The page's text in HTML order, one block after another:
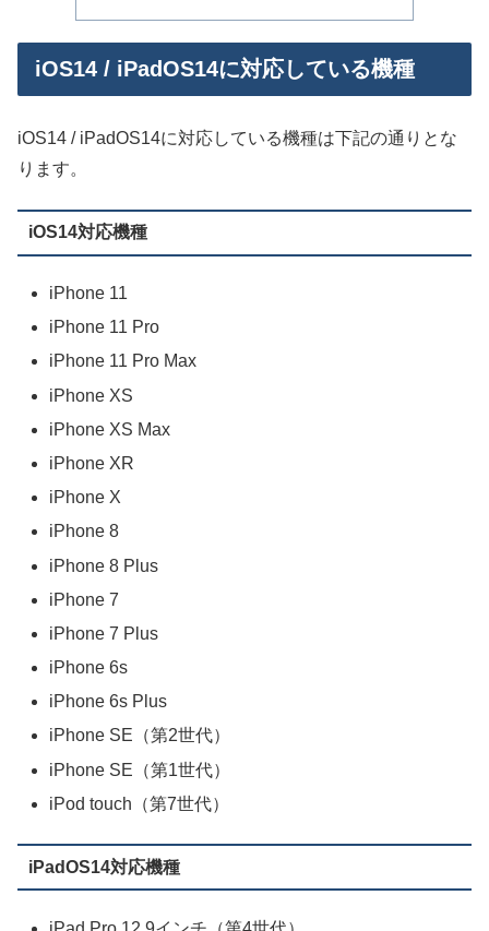
iOS14 / iPadOS14に対応している機種
iOS14 / iPadOS14に対応している機種は下記の通りとな
ります。
iOS14対応機種
iPhone 11
iPhone 11 Pro
iPhone 11 Pro Max
iPhone XS
iPhone XS Max
iPhone XR
iPhone X
iPhone 8
iPhone 8 Plus
iPhone 7
iPhone 7 Plus
iPhone 6s
iPhone 6s Plus
iPhone SE（第2世代）
iPhone SE（第1世代）
iPod touch（第7世代）
iPadOS14対応機種